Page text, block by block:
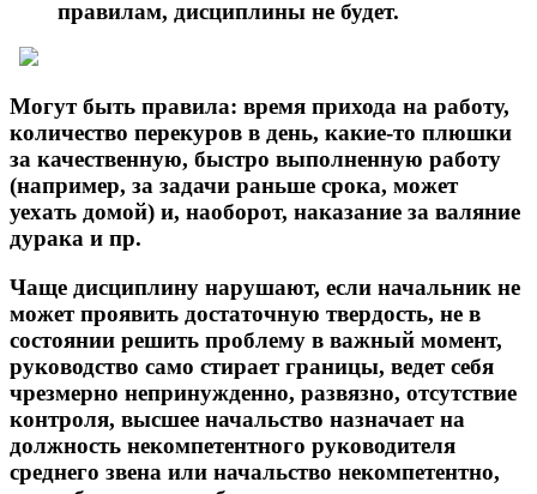
правилам, дисциплины не будет.
Могут быть правила: время прихода на работу,
количество перекуров в день, какие-то плюшки
за качественную, быстро выполненную работу
(например, за задачи раньше срока, может
уехать домой) и, наоборот, наказание за валяние
дурака и пр.
Чаще дисциплину нарушают, если начальник не
может проявить достаточную твердость, не в
состоянии решить проблему в важный момент,
руководство само стирает границы, ведет себя
чрезмерно непринужденно, развязно, отсутствие
контроля, высшее начальство назначает на
должность некомпетентного руководителя
среднего звена или начальство некомпетентно,